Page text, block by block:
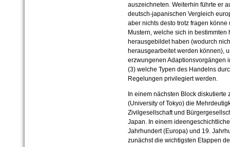
auszeichneten. Weiterhin führte er
deutsch-japanischen Vergleich
aber nichts desto trotz fragen
Mustern, welche sich in
herausgebildet haben (wodurch
herausgearbeitet werden können),
erzwungenen Adaptionsvorgängen
(3) welche Typen des Handelns
Regelungen privilegiert werden.
In einem nächsten Block diskutierte
(University of Tokyo) die
Zivilgesellschaft und
Japan. In einem
Jahrhundert (Europa) und 19.
zunächst die wichtigsten Etappen